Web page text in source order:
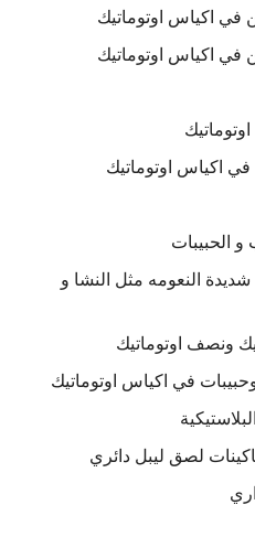
في اكياس اوتوماتيك
في اكياس اوتوماتيك
في اكياس اوتوماتيك
و الحبيبات
شديدة النعومه مثل النشا و
ونصف اوتوماتيك
في اكياس اوتوماتيك
لصق ليبل دائري